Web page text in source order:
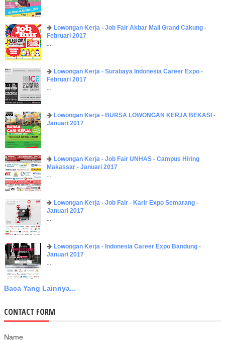
Lowongan Kerja - Job Fair ​Akbar ​Mall Grand Cakung -
Februari 2017
Lowongan Kerja - Surabaya Indonesia Career Expo -
Februari 2017
Lowongan Kerja - BURSA LOWONGAN KERJA BEKASI -
Januari 2017
Lowongan Kerja - Job Fair UNHAS - Campus Hiring
Makassar - Januari 2017
Lowongan Kerja - Job Fair - Karir Expo Semarang -
Januari 2017
Lowongan Kerja - Indonesia Career Expo Bandung -
Januari 2017
Baca Yang Lainnya...
CONTACT FORM
Name